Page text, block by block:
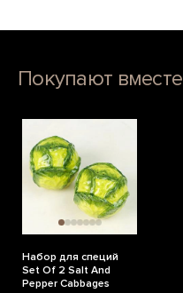
Покупают вместе
Набор для специй
Set Of 2 Salt And
Pepper Cabbages